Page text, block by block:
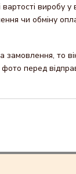
виробу
чи обміну
то
перед